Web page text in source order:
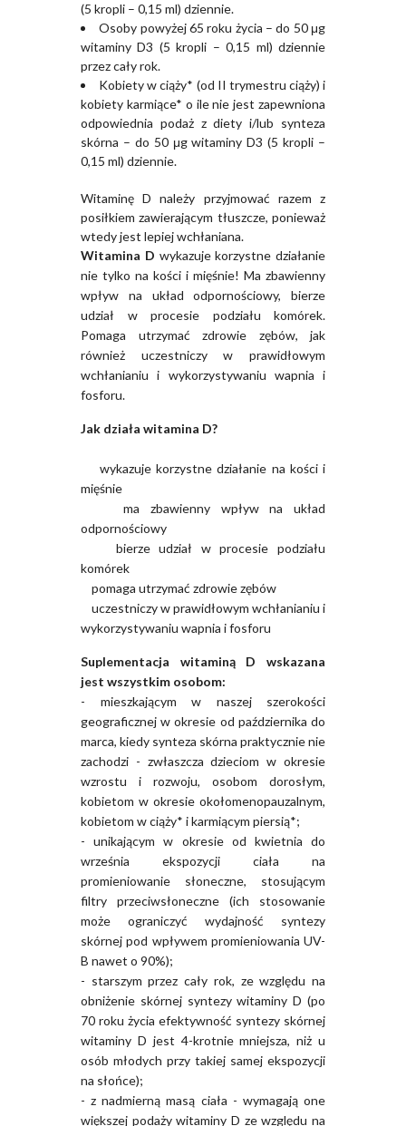
(5 kropli – 0,15 ml) dziennie.
Osoby powyżej 65 roku życia – do 50 μg
witaminy D3 (5 kropli – 0,15 ml) dziennie
przez cały rok.
Kobiety w ciąży* (od II trymestru ciąży) i
kobiety karmiące* o ile nie jest zapewniona
odpowiednia podaż z diety i/lub synteza
skórna – do 50 μg witaminy D3 (5 kropli –
0,15 ml) dziennie.
Witaminę D należy przyjmować razem z
posiłkiem zawierającym tłuszcze, ponieważ
wtedy jest lepiej wchłaniana.
Witamina D wykazuje korzystne działanie
nie tylko na kości i mięśnie! Ma zbawienny
wpływ na układ odpornościowy, bierze
udział w procesie podziału komórek.
Pomaga utrzymać zdrowie zębów, jak
również uczestniczy w prawidłowym
wchłanianiu i wykorzystywaniu wapnia i
fosforu.
Jak działa witamina D?
wykazuje korzystne działanie na kości i
mięśnie
ma zbawienny wpływ na układ
odpornościowy
bierze udział w procesie podziału
komórek
pomaga utrzymać zdrowie zębów
uczestniczy w prawidłowym wchłanianiu i
wykorzystywaniu wapnia i fosforu
Suplementacja witaminą D wskazana
jest wszystkim osobom:
- mieszkającym w naszej szerokości
geograficznej w okresie od października do
marca, kiedy synteza skórna praktycznie nie
zachodzi - zwłaszcza dzieciom w okresie
wzrostu i rozwoju, osobom dorosłym,
kobietom w okresie okołomenopauzalnym,
kobietom w ciąży* i karmiącym piersią*;
- unikającym w okresie od kwietnia do
września ekspozycji ciała na
promieniowanie słoneczne, stosującym
filtry przeciwsłoneczne (ich stosowanie
może ograniczyć wydajność syntezy
skórnej pod wpływem promieniowania UV-
B nawet o 90%);
- starszym przez cały rok, ze względu na
obniżenie skórnej syntezy witaminy D (po
70 roku życia efektywność syntezy skórnej
witaminy D jest 4-krotnie mniejsza, niż u
osób młodych przy takiej samej ekspozycji
na słońce);
- z nadmierną masą ciała - wymagają one
większej podaży witaminy D ze względu na